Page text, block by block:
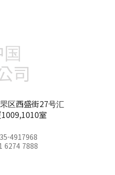
司
区西盛街27号汇
室
4917968
6274 7888